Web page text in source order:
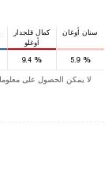
كمال قلجدار
أوغلو
سنان أوغان
% %
5.9